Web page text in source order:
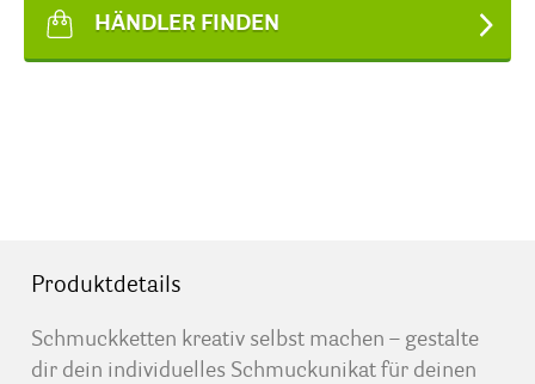
HÄNDLER FINDEN
Produktdetails
Schmuckketten kreativ selbst machen – gestalte
dir dein individuelles Schmuckunikat für deinen